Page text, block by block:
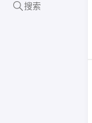
搜索